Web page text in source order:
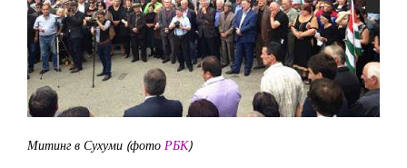
Митинг в Сухуми (фото РБК)